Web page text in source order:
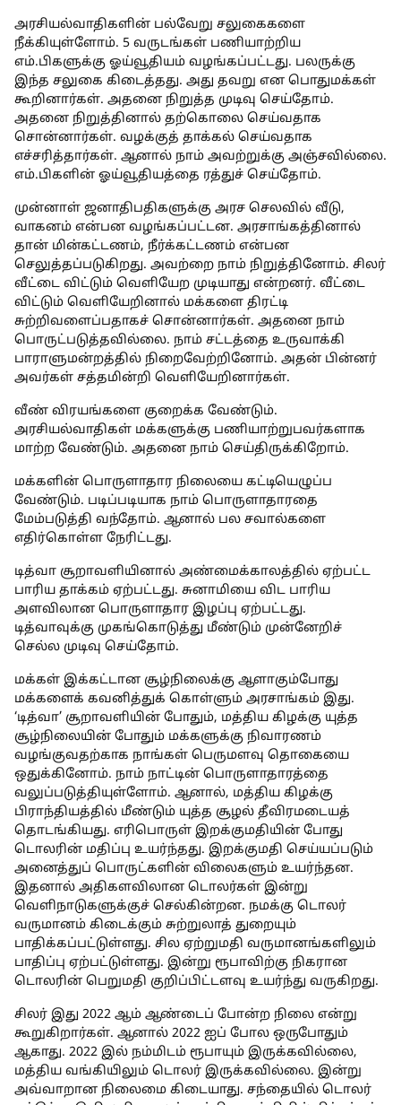
அரசியல்வாதிகளின் பல்வேறு சலுகைகளை
நீக்கியுள்ளோம். 5 வருடங்கள் பணியாற்றிய
எம்.பிகளுக்கு ஓய்வூதியம் வழங்கப்பட்டது. பலருக்கு
இந்த சலுகை கிடைத்தது. அது தவறு என பொதுமக்கள்
கூறினார்கள். அதனை நிறுத்த முடிவு செய்தோம்.
அதனை நிறுத்தினால் தற்கொலை செய்வதாக
சொன்னார்கள். வழக்குத் தாக்கல் செய்வதாக
எச்சரித்தார்கள். ஆனால் நாம் அவற்றுக்கு அஞ்சவில்லை.
எம்.பிகளின் ஓய்வூதியத்தை ரத்துச் செய்தோம்.
முன்னாள் ஜனாதிபதிகளுக்கு அரச செலவில் வீடு,
வாகனம் என்பன வழங்கப்பட்டன. அரசாங்கத்தினால்
தான் மின்கட்டணம், நீர்க்கட்டணம் என்பன
செலுத்தப்படுகிறது. அவற்றை நாம் நிறுத்தினோம். சிலர்
வீட்டை விட்டும் வெளியேற முடியாது என்றனர். வீட்டை
விட்டும் வெளியேறினால் மக்களை திரட்டி
சுற்றிவளைப்பதாகச் சொன்னார்கள். அதனை நாம்
பொருட்படுத்தவில்லை. நாம் சட்டத்தை உருவாக்கி
பாராளுமன்றத்தில் நிறைவேற்றினோம். அதன் பின்னர்
அவர்கள் சத்தமின்றி வெளியேறினார்கள்.
வீண் விரயங்களை குறைக்க வேண்டும்.
அரசியல்வாதிகள் மக்களுக்கு பணியாற்றுபவர்களாக
மாற்ற வேண்டும். அதனை நாம் செய்திருக்கிறோம்.
மக்களின் பொருளாதார நிலையை கட்டியெழுப்ப
வேண்டும். படிப்படியாக நாம் பொருளாதாரதை
மேம்படுத்தி வந்தோம். ஆனால் பல சவால்களை
எதிர்கொள்ள நேரிட்டது.
டித்வா சூறாவளியினால் அண்மைக்காலத்தில் ஏற்பட்ட
பாரிய தாக்கம் ஏற்பட்டது. சுனாமியை விட பாரிய
அளவிலான பொருளாதார இழப்பு ஏற்பட்டது.
டித்வாவுக்கு முகங்கொடுத்து மீண்டும் முன்னேறிச்
செல்ல முடிவு செய்தோம்.
மக்கள் இக்கட்டான சூழ்நிலைக்கு ஆளாகும்போது
மக்களைக் கவனித்துக் கொள்ளும் அரசாங்கம் இது.
‘டித்வா’ சூறாவளியின் போதும், மத்திய கிழக்கு யுத்த
சூழ்நிலையின் போதும் மக்களுக்கு நிவாரணம்
வழங்குவதற்காக நாங்கள் பெருமளவு தொகையை
ஒதுக்கினோம். நாம் நாட்டின் பொருளாதாரத்தை
வலுப்படுத்தியுள்ளோம். ஆனால், மத்திய கிழக்கு
பிராந்தியத்தில் மீண்டும் யுத்த சூழல் தீவிரமடையத்
தொடங்கியது. எரிபொருள் இறக்குமதியின் போது
டொலரின் மதிப்பு உயர்ந்தது. இறக்குமதி செய்யப்படும்
அனைத்துப் பொருட்களின் விலைகளும் உயர்ந்தன.
இதனால் அதிகளவிலான டொலர்கள் இன்று
வெளிநாடுகளுக்குச் செல்கின்றன. நமக்கு டொலர்
வருமானம் கிடைக்கும் சுற்றுலாத் துறையும்
பாதிக்கப்பட்டுள்ளது. சில ஏற்றுமதி வருமானங்களிலும்
பாதிப்பு ஏற்பட்டுள்ளது. இன்று ரூபாவிற்கு நிகரான
டொலரின் பெறுமதி குறிப்பிட்டளவு உயர்ந்து வருகிறது.
சிலர் இது 2022 ஆம் ஆண்டைப் போன்ற நிலை என்று
கூறுகிறார்கள். ஆனால் 2022 ஐப் போல ஒருபோதும்
ஆகாது. 2022 இல் நம்மிடம் ரூபாயும் இருக்கவில்லை,
மத்திய வங்கியிலும் டொலர் இருக்கவில்லை. இன்று
அவ்வாறான நிலைமை கிடையாது. சந்தையில் டொலர்